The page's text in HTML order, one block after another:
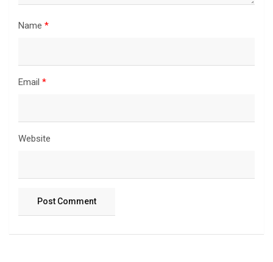
Name *
Email *
Website